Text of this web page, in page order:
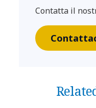
Contatta il